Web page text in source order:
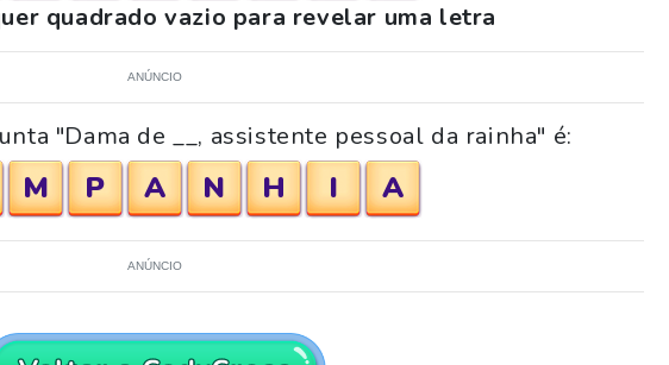
quadrado vazio para revelar uma letra
ANÚNCIO
"Dama de __, assistente pessoal da rainha" é:
M P A N H I A
ANÚNCIO